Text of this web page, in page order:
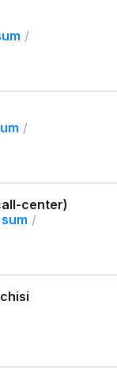
/
/
center)
/